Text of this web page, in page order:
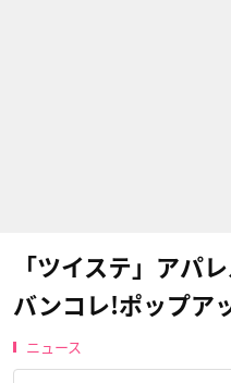
「ツイステ」アパ
バンコレ!ポップア
ニュース